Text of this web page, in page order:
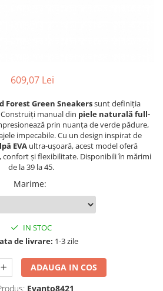
609,07 Lei
Forest Green Sneakerssunt definiția
manual din piele naturală full-
prin nuanța de verde pădure,
impecabile. Cu un design inspirat de
EVA ultra-ușoară, acest model oferă
și flexibilitate. Disponibili în mărimi
de la 39 la 45.
Marime:
IN STOC
de livrare: 1-3 zile
ADAUGA IN COS
Evanto8421